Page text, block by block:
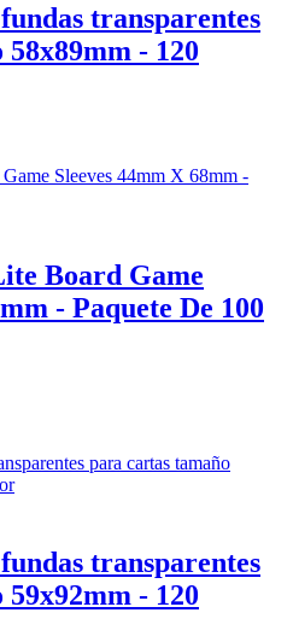
transparentes
- 120
Board Game
- Paquete De 100
transparentes
- 120